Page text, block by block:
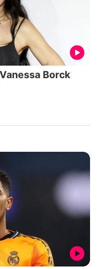
Borck